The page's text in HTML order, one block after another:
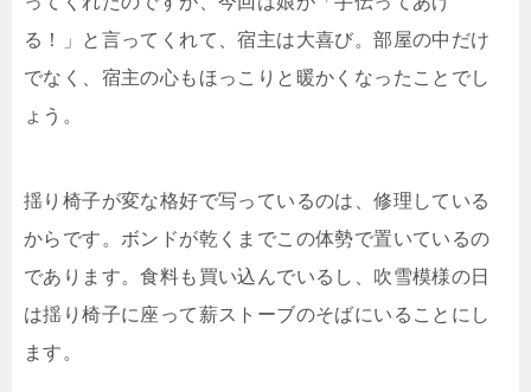
る！」と言ってくれて、宿主は大喜び。部屋の中だけ
でなく、宿主の心もほっこりと暖かくなったことでし
ょう。
揺り椅子が変な格好で写っているのは、修理している
からです。ボンドが乾くまでこの体勢で置いているの
であります。食料も買い込んでいるし、吹雪模様の日
は揺り椅子に座って薪ストーブのそばにいることにし
ます。